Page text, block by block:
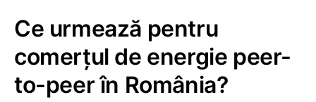
Ce urmează pentru
comerțul de energie peer-
to-peer în România?